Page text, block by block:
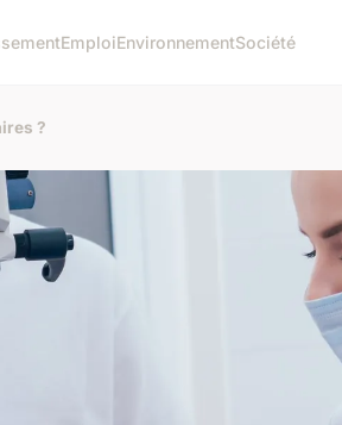
EmploiEnvironnementSociété
?